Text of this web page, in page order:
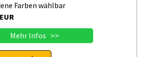
Farben wählbar
Mehr Infos >>